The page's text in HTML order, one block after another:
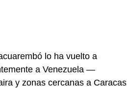
lo ha vuelto a
a Venezuela —
y zonas cercanas a Caracas